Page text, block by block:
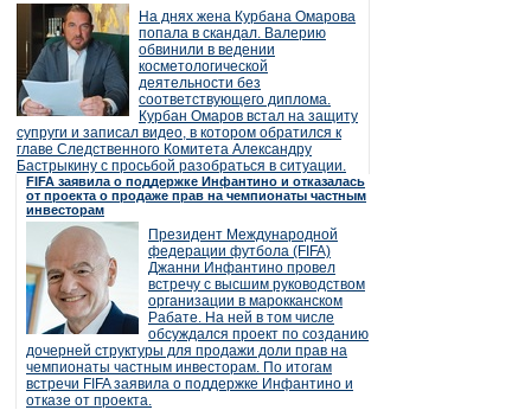
На днях жена Курбана Омарова
попала в скандал. Валерию
обвинили в ведении
косметологической
деятельности без
соответствующего диплома.
Курбан Омаров встал на защиту
супруги и записал видео, в котором обратился к
главе Следственного Комитета Александру
Бастрыкину с просьбой разобраться в ситуации.
FIFA заявила о поддержке Инфантино и отказалась
от проекта о продаже прав на чемпионаты частным
инвесторам
Президент Международной
федерации футбола (FIFA)
Джанни Инфантино провел
встречу с высшим руководством
организации в марокканском
Рабате. На ней в том числе
обсуждался проект по созданию
дочерней структуры для продажи доли прав на
чемпионаты частным инвесторам. По итогам
встречи FIFA заявила о поддержке Инфантино и
отказе от проекта.